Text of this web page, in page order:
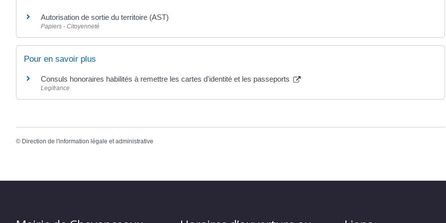
Autorisation de sortie du territoire (AST)
Papiers - Citoyenneté
Pour en savoir plus
Consuls honoraires habilités à remettre les cartes d'identité et les passeports
Legifrance
© Direction de l'information légale et administrative